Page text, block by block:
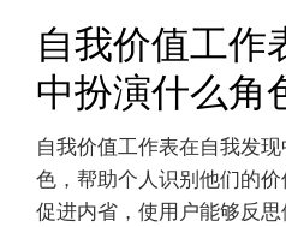
自我价值工作
中扮演什么角
自我价值工作表在自我发
色，帮助个人识别他们的
促进内省，使用户能够反